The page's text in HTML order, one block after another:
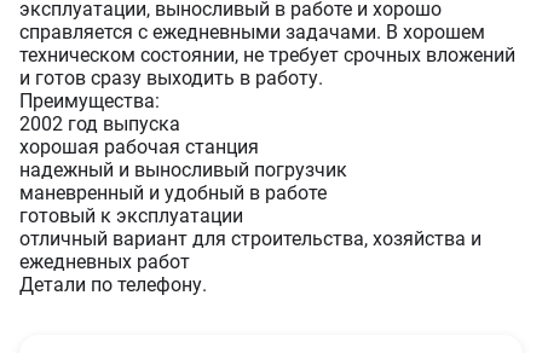
эксплуатации, выносливый в работе и хорошо
справляется с ежедневными задачами. В хорошем
техническом состоянии, не требует срочных вложений
и готов сразу выходить в работу.
Преимущества:
2002 год выпуска
хорошая рабочая станция
надежный и выносливый погрузчик
маневренный и удобный в работе
готовый к эксплуатации
отличный вариант для строительства, хозяйства и
ежедневных работ
Детали по телефону.